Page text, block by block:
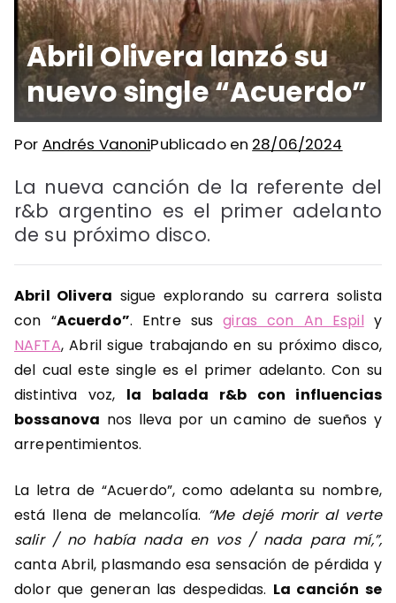
Abril Olivera lanzó su
nuevo single “Acuerdo”
Por Andrés VanoniPublicado en 28/06/2024
La nueva canción de la referente del
r&b argentino es el primer adelanto
de su próximo disco.
Abril Olivera sigue explorando su carrera solista
con “Acuerdo”. Entre susgiras con An Espily
NAFTA, Abril sigue trabajando en su próximo disco,
del cual este single es el primer adelanto. Con su
distintiva voz, la balada r&b con influencias
bossanova nos lleva por un camino de sueños y
arrepentimientos.
La letra de “Acuerdo”, como adelanta su nombre,
está llena de melancolía. “Me dejé morir al verte
salir / no había nada en vos / nada para mí,”,
canta Abril, plasmando esa sensación de pérdida y
dolor que generan las despedidas. La canción se